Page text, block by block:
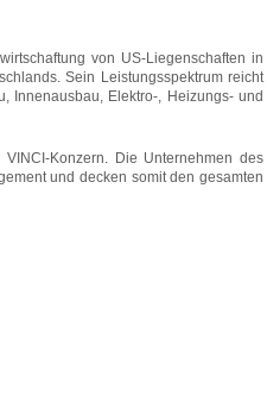
von US-Liegenschaften in
Sein Leistungsspektrum reicht
Innenausbau, Elektro-, Heizungs- und
Konzern. Die Unternehmen des
und decken somit den gesamten